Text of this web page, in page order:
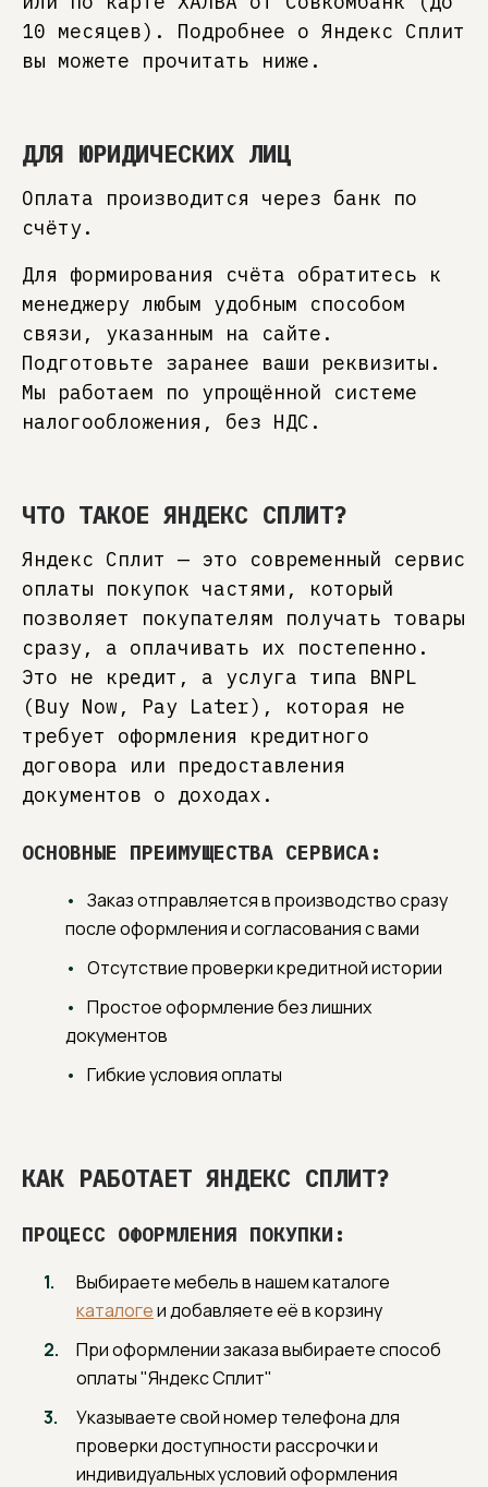
10 месяцев). Подробнее о Яндекс Сплит
вы можете прочитать ниже.
ДЛЯ ЮРИДИЧЕСКИХ ЛИЦ
Оплата производится через банк по
счёту.
Для формирования счёта обратитесь к
менеджеру любым удобным способом
связи, указанным на сайте.
Подготовьте заранее ваши реквизиты.
Мы работаем по упрощённой системе
налогообложения, без НДС.
ЧТО ТАКОЕ ЯНДЕКС СПЛИТ?
Яндекс Сплит — это современный сервис
оплаты покупок частями, который
позволяет покупателям получать товары
сразу, а оплачивать их постепенно.
Это не кредит, а услуга типа BNPL
(Buy Now, Pay Later), которая не
требует оформления кредитного
договора или предоставления
документов о доходах.
ОСНОВНЫЕ ПРЕИМУЩЕСТВА СЕРВИСА:
Заказ отправляется в производство сразу
после оформления и согласования с вами
Отсутствие проверки кредитной истории
Простое оформление без лишних
документов
Гибкие условия оплаты
КАК РАБОТАЕТ ЯНДЕКС СПЛИТ?
ПРОЦЕСС ОФОРМЛЕНИЯ ПОКУПКИ:
Выбираете мебель в нашем каталоге
каталогеи добавляете её в корзину
При оформлении заказа выбираете способ
оплаты "Яндекс Сплит"
Указываете свой номер телефона для
проверки доступности рассрочки и
индивидуальных условий оформления
Каждый предмет — результат глубоких
знаний материалов, технологий и дизайна.
и эстетику вашей мебели.
10 ЛЕТ ОПЫТА
Любой размер, цвет, материал. Цена
обсуждается открыто и прозрачно: вы платите
только за реальную ценность, без скрытых
наценок и шаблонных решений.
МЕБЕЛЬ, СОЗДАННАЯ ДЛЯ ВАС
Отмечены профессиональным сообществом
и признаны дизайнерами интерьера (3000+
скачиваний 3D-моделей).
60+ УНИКАЛЬНЫХ МОДЕЛЕЙ
От грамотной консультации до финальной
экспертные рекомендации и помощь в принятии
и уверенности клиента.
ВНИМАНИЕ К ДЕТАЛЯМ